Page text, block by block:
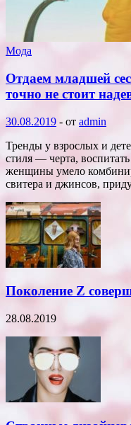
Мода
Отдаем младшей
точно не стоит
30.08.2019 - от admin
Тренды у взрослых и
стиля — черта,
женщины умело
свитера и джинсов,
Поколение Z
28.08.2019